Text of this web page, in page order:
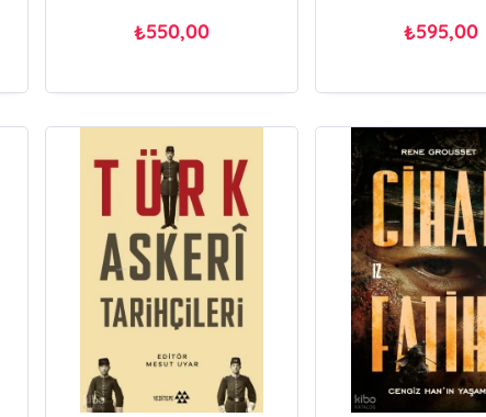
₺550,00 ₺595,00